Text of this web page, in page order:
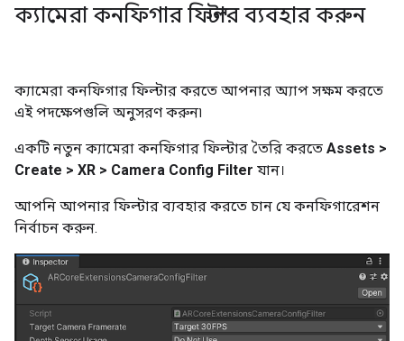
ক্যামেরা কনফিগার ফিল্টার ব্যবহার করুন
ক্যামেরা কনফিগার ফিল্টার করতে আপনার অ্যাপ সক্ষম করতে
এই পদক্ষেপগুলি অনুসরণ করুন৷
একটি নতুন ক্যামেরা কনফিগার ফিল্টার তৈরি করতে Assets >
Create > XR > Camera Config Filter যান।
আপনি আপনার ফিল্টার ব্যবহার করতে চান যে কনফিগারেশন
নির্বাচন করুন.